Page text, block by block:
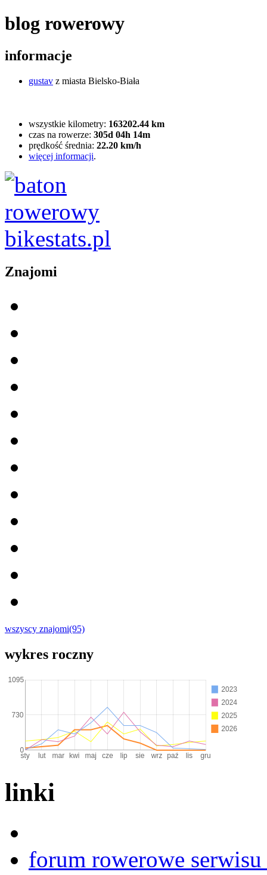
blog rowerowy
informacje
gustav z miasta Bielsko-Biała
wszystkie kilometry: 163202.44 km
czas na rowerze: 305d 04h 14m
prędkość średnia: 22.20 km/h
więcej informacji.
Znajomi
wszyscy znajomi(95)
wykres roczny
linki
forum rowerowe